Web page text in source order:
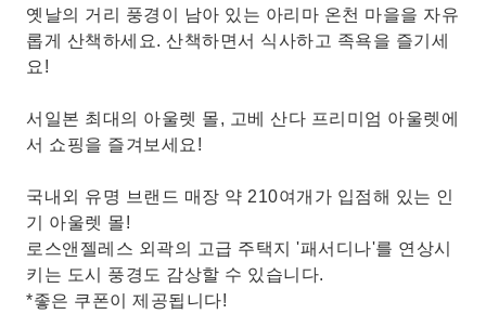
옛날의 거리 풍경이 남아 있는 아리마 온천 마을을 자유
롭게 산책하세요. 산책하면서 식사하고 족욕을 즐기세
요!
서일본 최대의 아울렛 몰, 고베 산다 프리미엄 아울렛에
서 쇼핑을 즐겨보세요!
국내외 유명 브랜드 매장 약 210여개가 입점해 있는 인
기 아울렛 몰!
로스앤젤레스 외곽의 고급 주택지 '패서디나'를 연상시
키는 도시 풍경도 감상할 수 있습니다.
*좋은 쿠폰이 제공됩니다!